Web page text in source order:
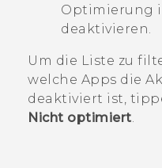
Optimierung
deaktivieren.
Um die Liste zu
welche Apps die
deaktiviert ist,
Nicht optimiert.